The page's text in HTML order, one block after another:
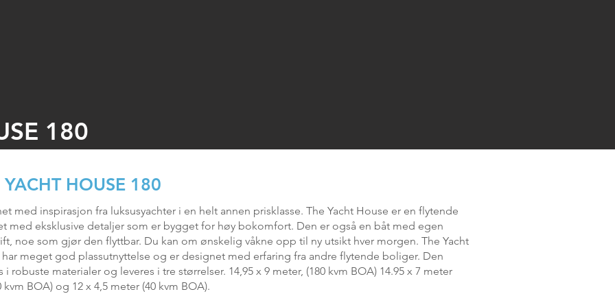
180
YACHT HOUSE 180
med inspirasjon fra luksusyachter i en helt annen prisklasse. The Yacht House er en flytende
med eksklusive detaljer som er bygget for høy bokomfort. Den er også en båt med egen
noe som gjør den flyttbar. Du kan om ønskelig våkne opp til ny utsikt hver morgen. The Yacht
meget god plassutnyttelse og er designet med erfaring fra andre flytende boliger. Den
i robuste materialer og leveres i tre størrelser. 14,95 x 9 meter, (180 kvm BOA) 14.95 x 7 meter
kvm BOA) og 12 x 4,5 meter (40 kvm BOA).